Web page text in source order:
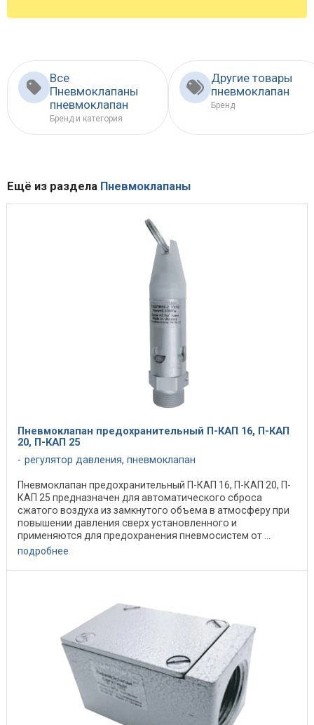
Все
Пневмоклапаны
пневмоклапан
Бренд и категория
Другие товары
пневмоклапан
Бренд
Ещё из раздела Пневмоклапаны
Пневмоклапан предохранительный П-КАП 16, П-КАП
20, П-КАП 25
регулятор давления, пневмоклапан
Пневмоклапан предохранительный П-КАП 16, П-КАП 20, П-
КАП 25 предназначен для автоматического сброса
сжатого воздуха из замкнутого объема в атмосферу при
повышении давления сверх установленного и
применяются для предохранения пневмосистем от ...
подробнее